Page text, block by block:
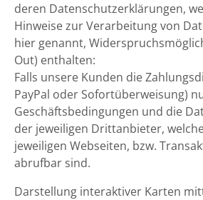
deren Datenschutzerklärungen,
Hinweise zur Verarbeitung von
hier genannt,
Out) enthalten:
Falls unsere Kunden die
PayPal oder Sofortüberweisung)
Geschäftsbedingungen und die
der jeweiligen Drittanbieter,
jeweiligen Webseiten, bzw.
abrufbar sind.
Darstellung interaktiver Karten